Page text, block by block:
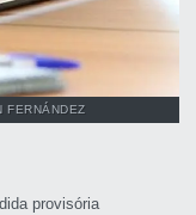
FERNÁNDEZ
provisória